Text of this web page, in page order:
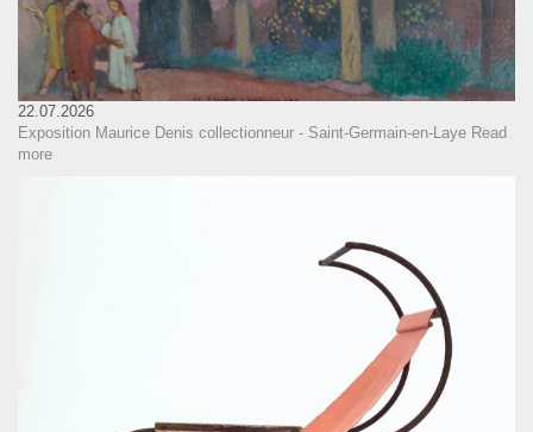
22.07.2026
Exposition Maurice Denis collectionneur - Saint-Germain-en-Laye Read
more